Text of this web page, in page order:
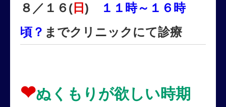
８／１６( 日 )
１１時～１６時
頃？ までクリニックにて診療
❤ぬくもりが欲しい時期